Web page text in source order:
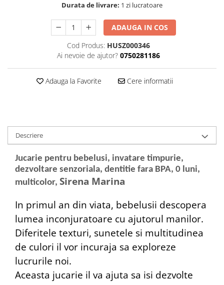
Durata de livrare: 1 zi lucratoare
ADAUGA IN COS
Cod Produs: HUSZ000346
Ai nevoie de ajutor? 0750281186
Adauga la Favorite Cere informatii
Descriere
Jucarie pentru bebelusi, invatare timpurie,
dezvoltare senzoriala, dentitie fara BPA, 0 luni,
multicolor, Sirena Marina
In primul an din viata, bebelusii descopera
lumea inconjuratoare cu ajutorul manilor.
Diferitele texturi, sunetele si multitudinea
de culori il vor incuraja sa exploreze
lucrurile noi.
Aceasta jucarie il va ajuta sa isi dezvolte